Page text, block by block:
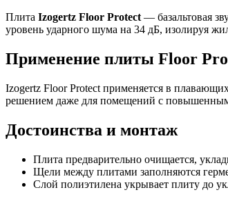
Плита Izogertz Floor Protect — базальтовая
уровень ударного шума на 34 дБ, изолируя
Применение плиты Floor
Izogertz Floor Protect применяется в
решением даже для помещений с
Достоинства и монтаж
Плита предварительно очищается,
Щели между плитами заполняются
Слой полиэтилена укрывает плиту до